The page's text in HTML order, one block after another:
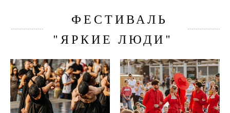
ФЕСТИВАЛЬ
"ЯРКИЕ ЛЮДИ"